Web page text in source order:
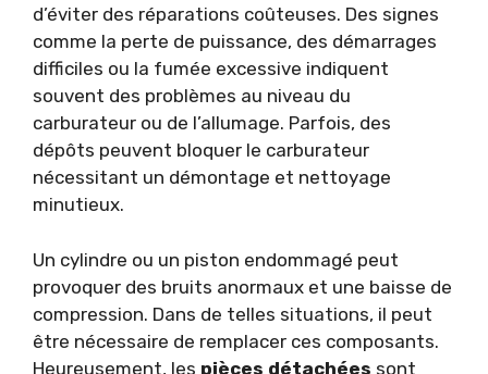
d’éviter des réparations coûteuses. Des signes
comme la perte de puissance, des démarrages
difficiles ou la fumée excessive indiquent
souvent des problèmes au niveau du
carburateur ou de l’allumage. Parfois, des
dépôts peuvent bloquer le carburateur
nécessitant un démontage et nettoyage
minutieux.
Un cylindre ou un piston endommagé peut
provoquer des bruits anormaux et une baisse de
compression. Dans de telles situations, il peut
être nécessaire de remplacer ces composants.
Heureusement, les pièces détachées sont